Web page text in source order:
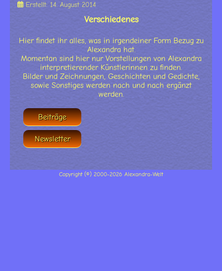
Beiträge
Newsletter
Erstellt: 14. August 2014
Verschiedenes
Hier findet ihr alles, was in irgendeiner Form Bezug zu
Alexandra hat.
Momentan sind hier nur Vorstellungen von Alexandra
interpretierender Künstlerinnen zu finden.
Bilder und Zeichnungen, Geschichten und Gedichte,
sowie Sonstiges werden nach und nach ergänzt
werden.
Copyright (©) 2000-2026 Alexandra-Welt